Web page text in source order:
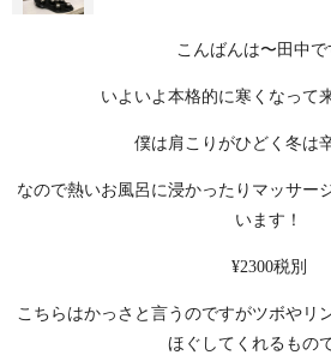
こんばんは〜田中で
いよいよ本格的に寒くなって
僕は肩こりがひどく冬は
なので熱いお風呂に浸かったりマッサー
います！
¥2300税別
こちらはかっさと言うのですがツボやリ
ほぐしてくれるもの